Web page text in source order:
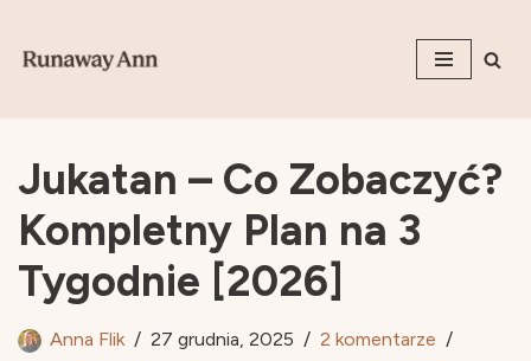
Przejdź
Jukatan – Co Zobaczyć?
Kompletny Plan na 3
Tygodnie [2026]
Anna Flik 27 grudnia, 2025
2 komentarze